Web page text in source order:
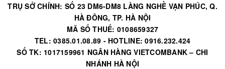
TRỤ SỞ CHÍNH: SỐ 23 DM6-DM8 LÀNG NGHỀ VẠN PHÚC, Q.
HÀ ĐÔNG, TP. HÀ NỘI
MÃ SỐ THUẾ: 0108659327
TEL: 0385.01.08.89 - HOTLINE: 0916.232.424
SỐ TK: 1017159961 NGÂN HÀNG VIETCOMBANK – CHI
NHÁNH HÀ NỘI